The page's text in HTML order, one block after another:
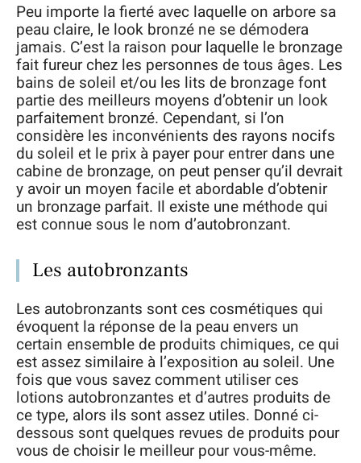
Peu importe la fierté avec laquelle on arbore sa
peau claire, le look bronzé ne se démodera
jamais. C’est la raison pour laquelle le bronzage
fait fureur chez les personnes de tous âges. Les
bains de soleil et/ou les lits de bronzage font
partie des meilleurs moyens d’obtenir un look
parfaitement bronzé. Cependant, si l’on
considère les inconvénients des rayons nocifs
du soleil et le prix à payer pour entrer dans une
cabine de bronzage, on peut penser qu’il devrait
y avoir un moyen facile et abordable d’obtenir
un bronzage parfait. Il existe une méthode qui
est connue sous le nom d’autobronzant.
Les autobronzants
Les autobronzants sont ces cosmétiques qui
évoquent la réponse de la peau envers un
certain ensemble de produits chimiques, ce qui
est assez similaire à l’exposition au soleil. Une
fois que vous savez comment utiliser ces
lotions autobronzantes et d’autres produits de
ce type, alors ils sont assez utiles. Donné ci-
dessous sont quelques revues de produits pour
vous de choisir le meilleur pour vous-même.